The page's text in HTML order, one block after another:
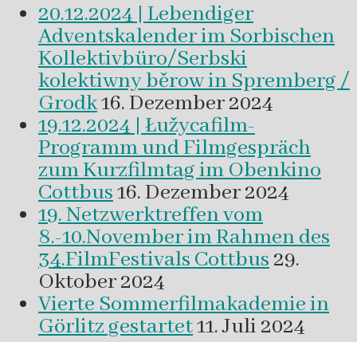
20.12.2024 | Lebendiger
Adventskalender im Sorbischen
Kollektivbüro/Serbski
kolektiwny běrow in Spremberg /
Grodk16. Dezember 2024
19.12.2024 | Łužycafilm-
Programm und Filmgespräch
zum Kurzfilmtag im Obenkino
Cottbus16. Dezember 2024
19. Netzwerktreffen vom
8.-10.November im Rahmen des
34.FilmFestivals Cottbus29.
Oktober 2024
Vierte Sommerfilmakademie in
Görlitz gestartet11. Juli 2024